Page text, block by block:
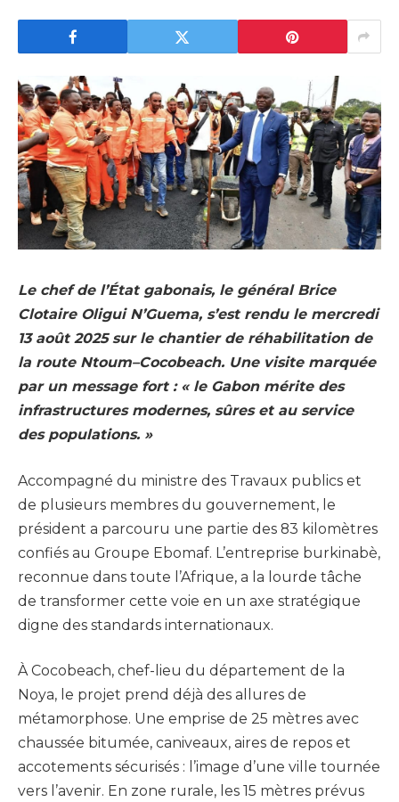
Le chef de l’État gabonais, le général Brice
Clotaire Oligui N’Guema, s’est rendu le mercredi
13 août 2025 sur le chantier de réhabilitation de
la route Ntoum–Cocobeach. Une visite marquée
par un message fort : « le Gabon mérite des
infrastructures modernes, sûres et au service
des populations. »
Accompagné du ministre des Travaux publics et
de plusieurs membres du gouvernement, le
président a parcouru une partie des 83 kilomètres
confiés au Groupe Ebomaf. L’entreprise burkinabè,
reconnue dans toute l’Afrique, a la lourde tâche
de transformer cette voie en un axe stratégique
digne des standards internationaux.
À Cocobeach, chef-lieu du département de la
Noya, le projet prend déjà des allures de
métamorphose. Une emprise de 25 mètres avec
chaussée bitumée, caniveaux, aires de repos et
accotements sécurisés : l’image d’une ville tournée
vers l’avenir. En zone rurale, les 15 mètres prévus